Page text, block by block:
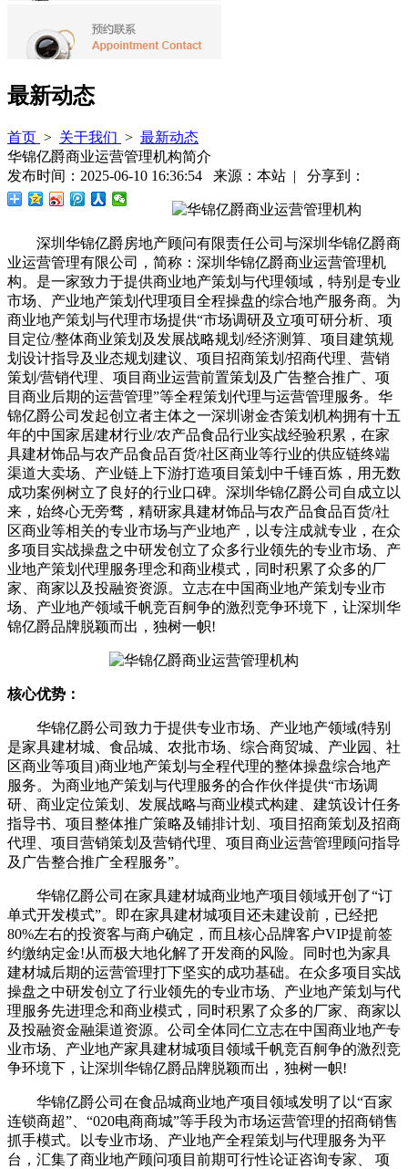
最新动态
首页 > 关于我们 > 最新动态
华锦亿爵商业运营管理机构简介
发布时间：2025-06-10 16:36:54 来源：本站 | 分享到：
深圳华锦亿爵房地产顾问有限责任公司与深圳华锦亿爵商
业运营管理有限公司，简称：深圳华锦亿爵商业运营管理机
构。是一家致力于提供商业地产策划与代理领域，特别是专业
市场、产业地产策划代理项目全程操盘的综合地产服务商。为
商业地产策划与代理市场提供“市场调研及立项可研分析、项
目定位/整体商业策划及发展战略规划/经济测算、项目建筑规
划设计指导及业态规划建议、项目招商策划/招商代理、营销
策划/营销代理、项目商业运营前置策划及广告整合推广、项
目商业后期的运营管理”等全程策划代理与运营管理服务。华
锦亿爵公司发起创立者主体之一深圳谢金杏策划机构拥有十五
年的中国家居建材行业/农产品食品行业实战经验积累，在家
具建材饰品与农产品食品百货/社区商业等行业的供应链终端
渠道大卖场、产业链上下游打造项目策划中千锤百炼，用无数
成功案例树立了良好的行业口碑。深圳华锦亿爵公司自成立以
来，始终心无旁骛，精研家具建材饰品与农产品食品百货/社
区商业等相关的专业市场与产业地产，以专注成就专业，在众
多项目实战操盘之中研发创立了众多行业领先的专业市场、产
业地产策划代理服务理念和商业模式，同时积累了众多的厂
家、商家以及投融资资源。立志在中国商业地产策划专业市
场、产业地产领域千帆竞百舸争的激烈竞争环境下，让深圳华
锦亿爵品牌脱颖而出，独树一帜!
核心优势：
华锦亿爵公司致力于提供专业市场、产业地产领域(特别
是家具建材城、食品城、农批市场、综合商贸城、产业园、社
区商业等项目)商业地产策划与全程代理的整体操盘综合地产
服务。为商业地产策划与代理服务的合作伙伴提供“市场调
研、商业定位策划、发展战略与商业模式构建、建筑设计任务
指导书、项目整体推广策略及铺排计划、项目招商策划及招商
代理、项目营销策划及营销代理、项目商业运营管理顾问指导
及广告整合推广全程服务”。
华锦亿爵公司在家具建材城商业地产项目领域开创了“订
单式开发模式”。即在家具建材城项目还未建设前，已经把
80%左右的投资客与商户确定，而且核心品牌客户VIP提前签
约缴纳定金!从而极大地化解了开发商的风险。同时也为家具
建材城后期的运营管理打下坚实的成功基础。在众多项目实战
操盘之中研发创立了行业领先的专业市场、产业地产策划与代
理服务先进理念和商业模式，同时积累了众多的厂家、商家以
及投融资金融渠道资源。公司全体同仁立志在中国商业地产专
业市场、产业地产家具建材城项目领域千帆竞百舸争的激烈竞
争环境下，让深圳华锦亿爵品牌脱颖而出，独树一帜!
华锦亿爵公司在食品城商业地产项目领域发明了以“百家
连锁商超”、“020电商商城”等手段为市场运营管理的招商销售
抓手模式。以专业市场、产业地产全程策划与代理服务为平
台，汇集了商业地产顾问项目前期可行性论证咨询专家、 项